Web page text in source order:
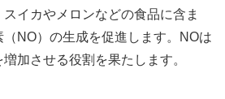
イカやメロンなどの食品に含ま
NO）の生成を促進します。NOは
加させる役割を果たします​。